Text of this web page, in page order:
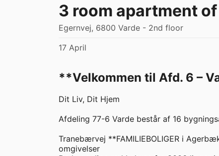
3 room apartment of
Egernvej, 6800 Varde - 2nd floor
17 April
**Velkommen til Afd. 6 –
Dit Liv, Dit Hjem
Afdeling 77-6 Varde består af 16
Tranebærvej **FAMILIEBOLIGER i
omgivelser